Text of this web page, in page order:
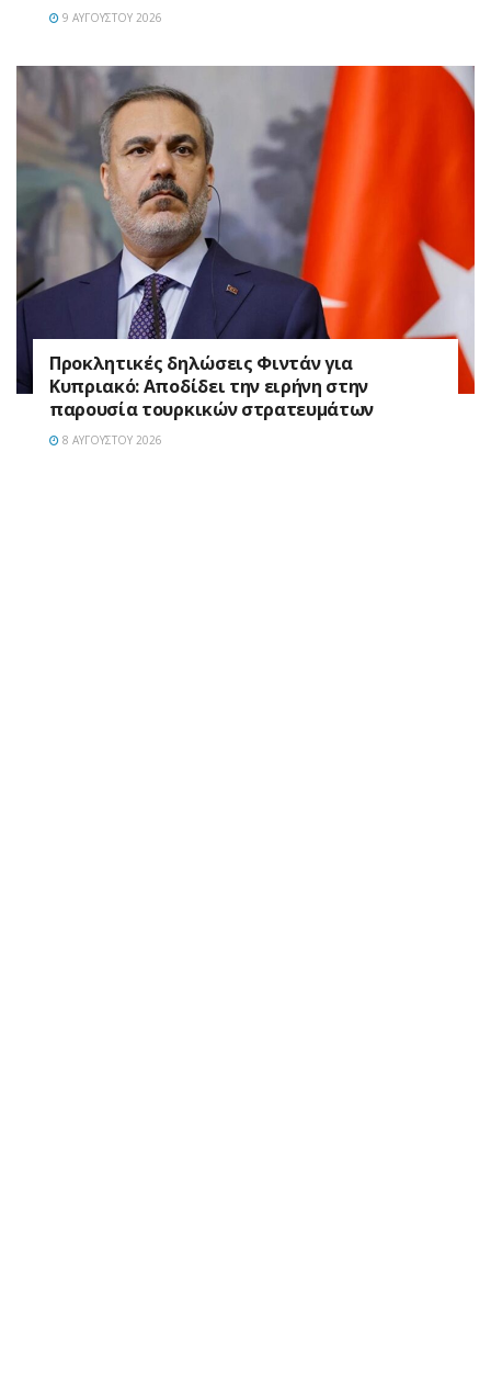
9 ΑΥΓΟΎΣΤΟΥ 2026
Προκλητικές δηλώσεις Φιντάν για
Κυπριακό: Αποδίδει την ειρήνη στην
παρουσία τουρκικών στρατευμάτων
8 ΑΥΓΟΎΣΤΟΥ 2026